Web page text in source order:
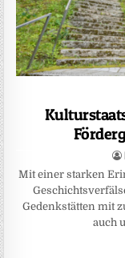
Mit einer starken
Gedenkstätten mit
auch